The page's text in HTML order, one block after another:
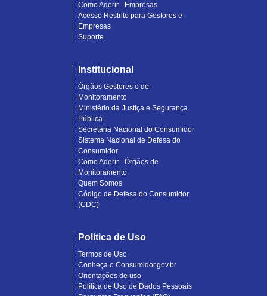
Como Aderir - Empresas
Acesso Restrito para Gestores e
Empresas
Suporte
Institucional
Órgãos Gestores e de
Monitoramento
Ministério da Justiça e Segurança
Pública
Secretaria Nacional do Consumidor
Sistema Nacional de Defesa do
Consumidor
Como Aderir - Órgãos de
Monitoramento
Quem Somos
Código de Defesa do Consumidor
(CDC)
Política de Uso
Termos de Uso
Conheça o Consumidor.gov.br
Orientações de uso
Política de Uso de Dados Pessoais